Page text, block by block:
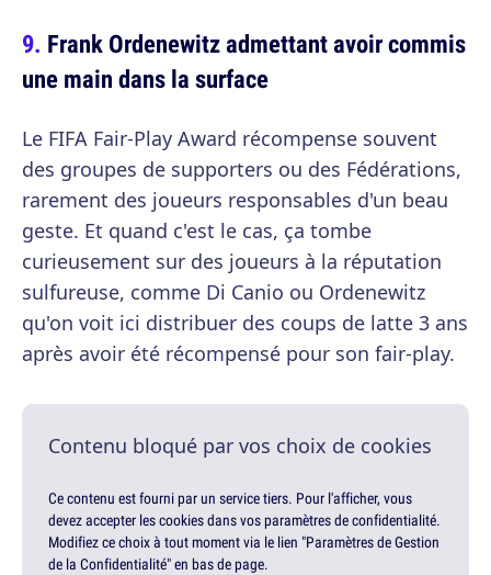
Frank Ordenewitz admettant avoir commis
une main dans la surface
Le FIFA Fair-Play Award récompense souvent
des groupes de supporters ou des Fédérations,
rarement des joueurs responsables d'un beau
geste. Et quand c'est le cas, ça tombe
curieusement sur des joueurs à la réputation
sulfureuse, comme Di Canio ou Ordenewitz
qu'on voit ici distribuer des coups de latte 3 ans
après avoir été récompensé pour son fair-play.
Contenu bloqué par vos choix de cookies
Ce contenu est fourni par un service tiers. Pour l'afficher, vous
devez accepter les cookies dans vos paramètres de confidentialité.
Modifiez ce choix à tout moment via le lien "Paramètres de Gestion
de la Confidentialité" en bas de page.